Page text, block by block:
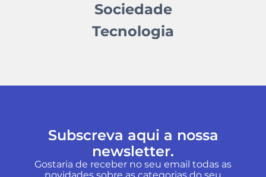
Sociedade
Tecnologia
Subscreva aqui a nossa
newsletter.
Gostaria de receber no seu email todas as